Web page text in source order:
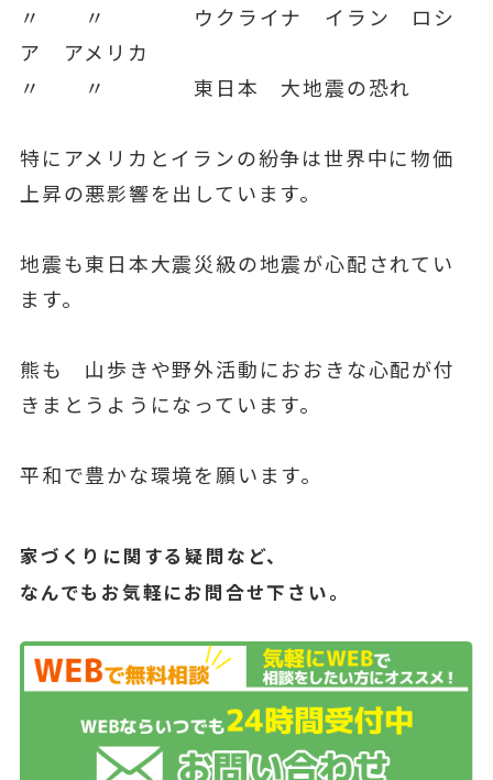
〃 〃 ウクライナ イラン ロシ
ア アメリカ
〃 〃 東日本 大地震の恐れ
特にアメリカとイランの紛争は世界中に物価
上昇の悪影響を出しています。
地震も東日本大震災級の地震が心配されてい
ます。
熊も 山歩きや野外活動におおきな心配が付
きまとうようになっています。
平和で豊かな環境を願います。
家づくりに関する疑問など、
なんでもお気軽にお問合せ下さい。